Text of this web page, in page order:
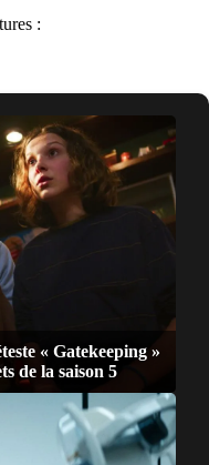
:
« Gatekeeping »
de la saison 5